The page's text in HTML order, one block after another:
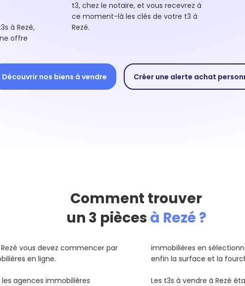
à Rezé,
offre
t3, chez le notaire, et vous recevrez à
ce moment-là les clés de votre t3 à
Rezé.
Découvrir nos biens à vendre Créer une alerte achat
Comment trouver
un 3 pièces à Rezé ?
vous devez commencer par
en ligne.
agences immobilières
immobilières en
enfin la surface et la
Les t3s à vendre à Rezé